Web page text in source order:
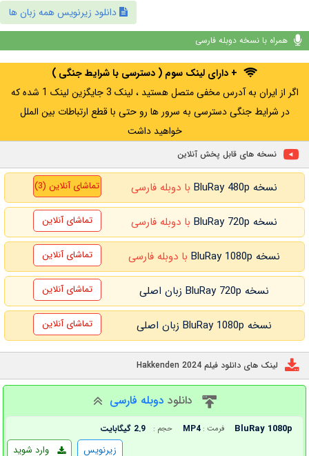
دانلود زیرنویس همه زبان ها
همراه با نسخه دوبله فارسی
+ دارای لینک سوم ( دسترسی با شرایط جنگی )
اگر از ایران به آدرس مخفی متصل هستید ، لینک 3 جایگزین لینک 1 شده که
در شرایط جنگی دسترسی به سرور ها رو حتی با قطع ارتباطات بین الملل
خواهید داشت
نسخه های قابل پخش آنلاین
نسخه BluRay 480p با دوبله فارسی تماشای آنلاین (3)
نسخه BluRay 720p با دوبله فارسی تماشای آنلاین
نسخه BluRay 1080p با دوبله فارسی تماشای آنلاین
نسخه BluRay 720p زبان اصلی تماشای آنلاین
نسخه BluRay 1080p زبان اصلی تماشای آنلاین
لینک های دانلود فیلم Hakkenden 2024
دانلود دوبله فارسی
BluRay 1080p فرمت : MP4 حجم : 2.9 گیگابایت
وارد شوید زیرنویس